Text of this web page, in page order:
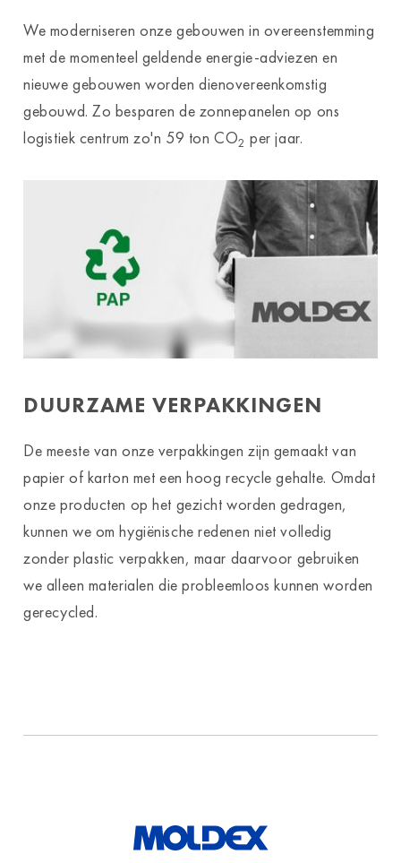
We moderniseren onze gebouwen in overeenstemming
met de momenteel geldende energie-adviezen en
nieuwe gebouwen worden dienovereenkomstig
gebouwd. Zo besparen de zonnepanelen op ons
logistiek centrum zo'n 59 ton CO2 per jaar.
DUURZAME VERPAKKINGEN
De meeste van onze verpakkingen zijn gemaakt van
papier of karton met een hoog recycle gehalte. Omdat
onze producten op het gezicht worden gedragen,
kunnen we om hygiënische redenen niet volledig
zonder plastic verpakken, maar daarvoor gebruiken
we alleen materialen die probleemloos kunnen worden
gerecycled.